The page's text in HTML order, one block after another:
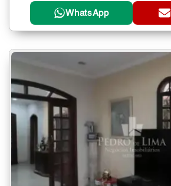
WhatsApp